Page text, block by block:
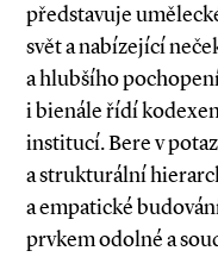
představuje
svět a nabízející
a hlubšího
i bienále řídí
institucí. Bere v
a strukturální
a empatické
prvkem odolné a